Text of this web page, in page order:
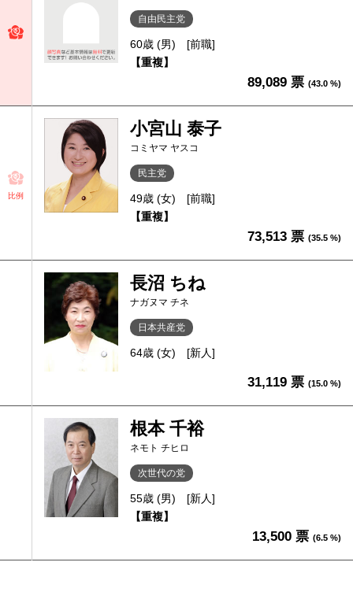
自由民主党
60歳 (男)
[前職]
【重複】
89,089 票 (43.0 %)
比例
小宮山 泰子
コミヤマ ヤスコ
民主党
49歳 (女)
[前職]
【重複】
73,513 票 (35.5 %)
長沼 ちね
ナガヌマ チネ
日本共産党
64歳 (女) [新人]
31,119 票 (15.0 %)
根本 千裕
ネモト チヒロ
次世代の党
55歳 (男)
[新人]
【重複】
13,500 票 (6.5 %)